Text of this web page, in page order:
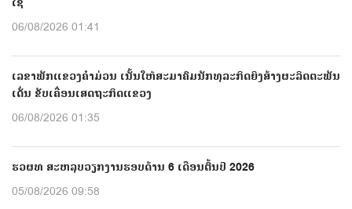
ໄຊ
06/08/2026 01:41
ເລຂາພັກແຂວງຄຳມ່ວນ ເນັ້ນໃຫ້ສະມາຄົມນັກທຸລະກິດຍິງສ້າງຜະລິດຕະພັນ
ເດັ່ນ ຂັບເຄື່ອນເສດຖະກິດແຂວງ
06/08/2026 01:35
ຮວຜທ ສະຫລຸບວຽກງານຮອບດ້ານ 6 ເດືອນຕົ້ນປີ 2026
05/08/2026 09:58